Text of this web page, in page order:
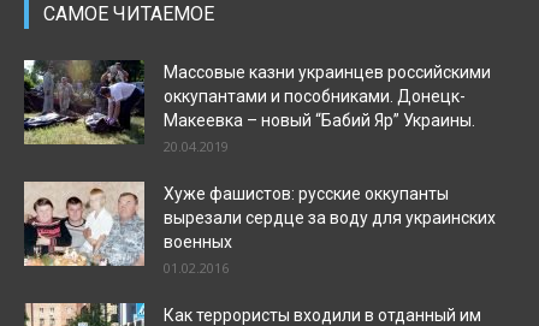
САМОЕ ЧИТАЕМОЕ
Массовые казни украинцев российскими
оккупантами и пособниками. Донецк-
Макеевка – новый “Бабий Яр” Украины.
20.04.2019
Хуже фашистов: русские оккупанты
вырезали сердце за воду для украинских
военных
01.02.2016
Как террористы входили в отданный им